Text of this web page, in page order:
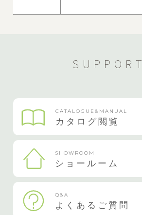
SUPPORT
CATALOGUE&MANUAL
カタログ閲覧
SHOWROOM
ショールーム
Q&A
よくあるご質問